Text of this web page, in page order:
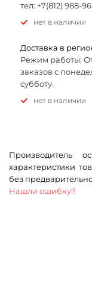
тел: +7(812) 988-
Нет в наличии
Доставка в
Режим работы:
заказов с
субботу.
Нет в наличии
Производитель
характеристики
без
Нашли ошибку?